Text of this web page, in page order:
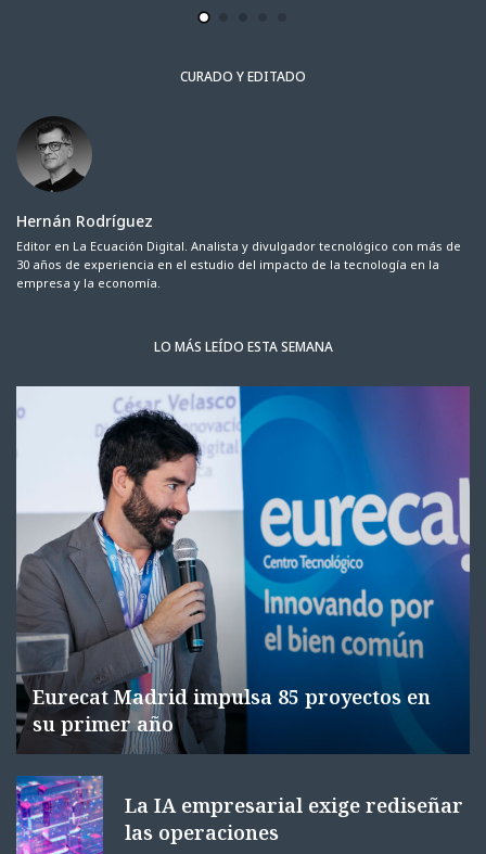
CURADO Y EDITADO
Hernán Rodríguez
Editor en La Ecuación Digital. Analista y divulgador tecnológico con más de
30 años de experiencia en el estudio del impacto de la tecnología en la
empresa y la economía.
LO MÁS LEÍDO ESTA SEMANA
Eurecat Madrid impulsa 85 proyectos en
su primer año
La IA empresarial exige rediseñar
las operaciones